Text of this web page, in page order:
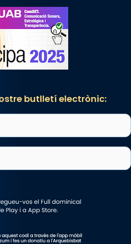
butlletí electrònic: